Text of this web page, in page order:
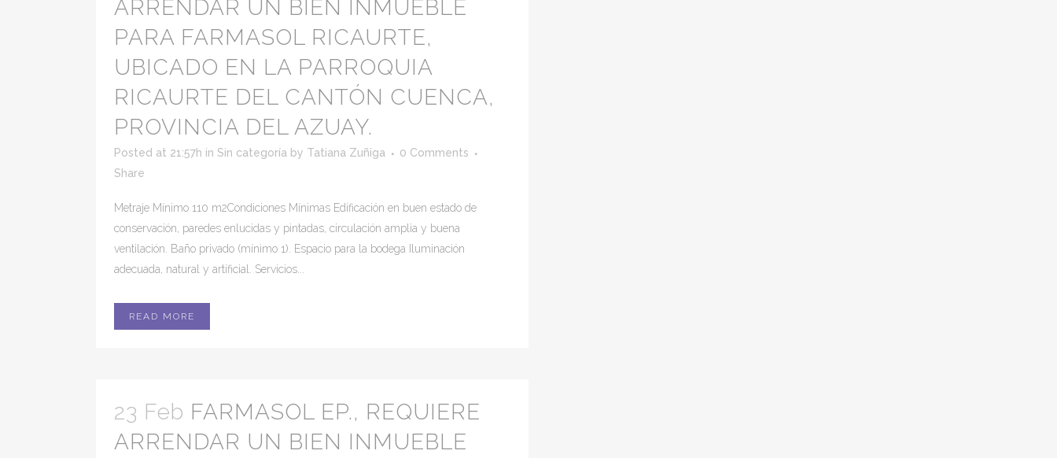
ARRENDAR UN BIEN INMUEBLE
PARA FARMASOL RICAURTE,
UBICADO EN LA PARROQUIA
RICAURTE DEL CANTÓN CUENCA,
PROVINCIA DEL AZUAY.
Posted at 21:57h in Sin categoría by Tatiana Zuñiga
0 Comments
Share
Metraje Mínimo 110 m2Condiciones Mínimas Edificación en buen estado de
conservación, paredes enlucidas y pintadas, circulación amplia y buena
ventilación. Baño privado (mínimo 1). Espacio para la bodega Iluminación
adecuada, natural y artificial. Servicios...
READ MORE
23 Feb FARMASOL EP., REQUIERE
ARRENDAR UN BIEN INMUEBLE